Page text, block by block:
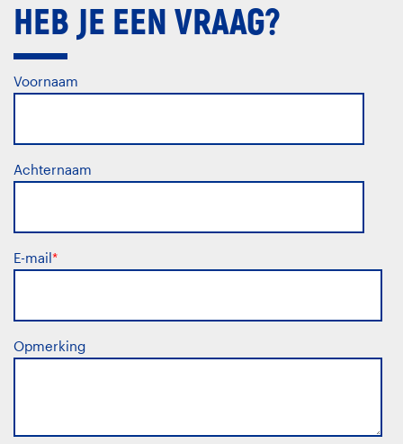
HEB JE EEN VRAAG?
Voornaam
Achternaam
E-mail *
Opmerking